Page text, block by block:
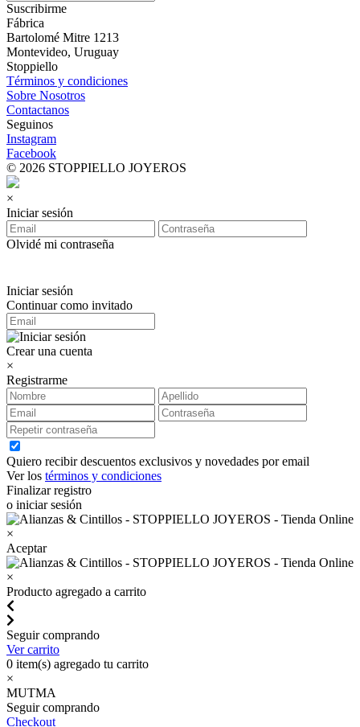
Suscribirme
Fábrica
Bartolomé Mitre 1213
Montevideo, Uruguay
Stoppiello
Términos y condiciones
Sobre Nosotros
Contactanos
Seguinos
Instagram
Facebook
© 2026 STOPPIELLO JOYEROS
×
Iniciar sesión
Olvidé mi contraseña
Iniciar sesión
Continuar como invitado
Crear una cuenta
×
Registrarme
Quiero recibir descuentos exclusivos y novedades por email
Ver los términos y condiciones
Finalizar registro
o iniciar sesión
×
Aceptar
×
Producto agregado a carrito
Seguir comprando
Ver carrito
0 item(s) agregado tu carrito
×
MUTMA
Seguir comprando
Checkout